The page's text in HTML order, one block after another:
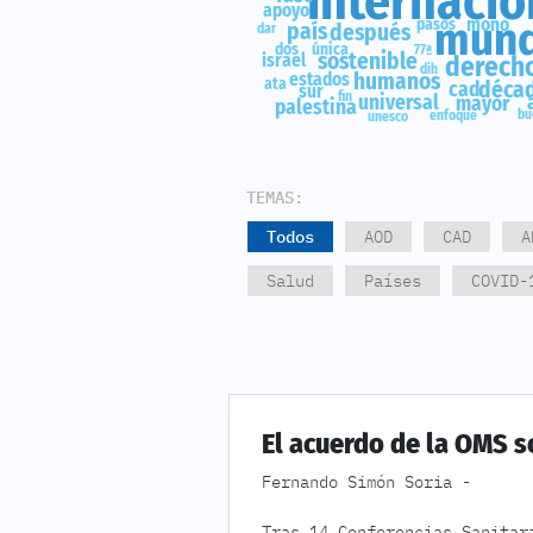
después
sostenible
humanos
país
mayor
universal
palestina
cad
estados
apoyo
israel
mono
sur
pasos
única
dos
ata
unesco
77ª
dih
enfoque
dar
fin
TEMAS:
Todos
AOD CAD
Salud Países COVID-
El acuerdo de la OMS
Fernando Simón Soria -